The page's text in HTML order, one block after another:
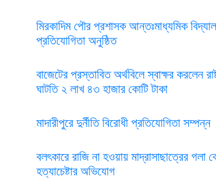
মিরকাদিম পৌর প্রশাসক আন্তঃমাধ্যমিক
প্রতিযোগিতা অনুষ্ঠিত
বাজেটের প্রস্তাবিত অর্থবিলে স্বাক্ষর করলেন
ঘাটতি ২ লাখ ৪৩ হাজার কোটি টাকা
মাদারীপুরে দুর্নীতি বিরোধী প্রতিযোগিতা সম্পন্ন
বলৎকারে রাজি না হওয়ায় মাদ্রাসাছাত্রের গলা
হত্যাচেষ্টার অভিযোগ